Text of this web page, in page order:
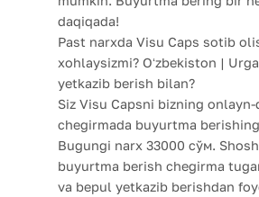
daqiqada!
Past narxda Visu Caps sotib
xohlaysizmi? Oʻzbekiston |
yetkazib berish bilan?
Siz Visu Capsni bizning onlayn-
chegirmada buyurtma
Bugungi narx 33000 сўм.
buyurtma berish chegirma
va bepul yetkazib berishdan